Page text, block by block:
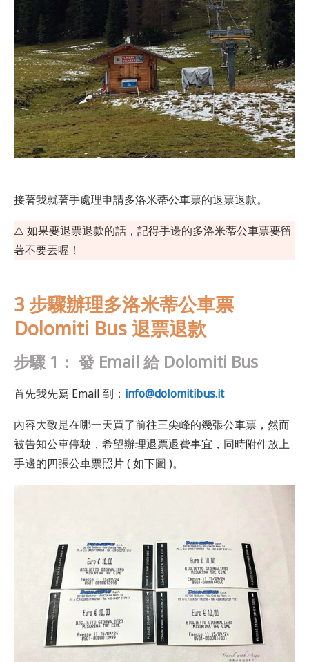
接著我就著手處理申請多洛米蒂公車票的退票退款。
⚠️ 如果要退票退款的話，記得手邊的多洛米蒂公車票要留
著不要丟喔！
3 步驟辦理多洛米蒂公車票
Dolomiti Bus 退票退款
步驟 1： 發 Email 給 Dolomiti Bus
首先我先寫 Email 到： info@dolomitibus.it
內容大致是在哪一天買了前往三尖峰的幾張公車票，然而
被告知公車停駛，希望辦理退票退費事宜，同時附件放上
手邊的四張公車票照片 ( 如下圖 )。